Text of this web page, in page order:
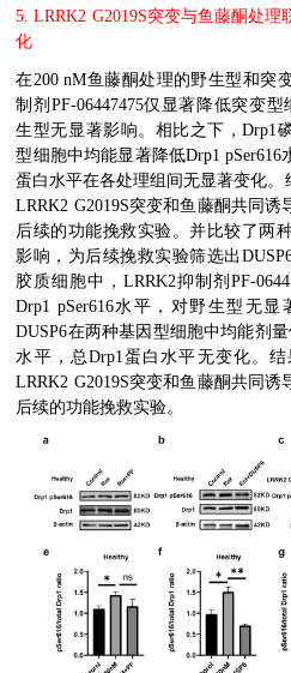
5. LRRK2 G2019S突变与鱼藤酮处理
化
在200 nM鱼藤酮处理的野生型和突
制剂 PF-06447475仅显著降低突变型
生型无显著影响。相比之下，Drp1
型细胞中均能显著降低Drp1 pSer616
蛋白水平在各处理组间无显著变化。
LRRK2 G2019S突变和鱼藤酮共同诱
后续的功能挽救实验。并 比较了两
影响，为后续挽救实验筛选出
胶质细胞中，LRRK2抑制剂PF-
Drp1 pSer616水平，对野生型无显
DUSP6在两种基因型细胞中均能剂
水平，总Drp1 蛋白水平无变化。结
LRRK2 G2019S突变和鱼藤酮共同诱
后续的功能挽救实验。